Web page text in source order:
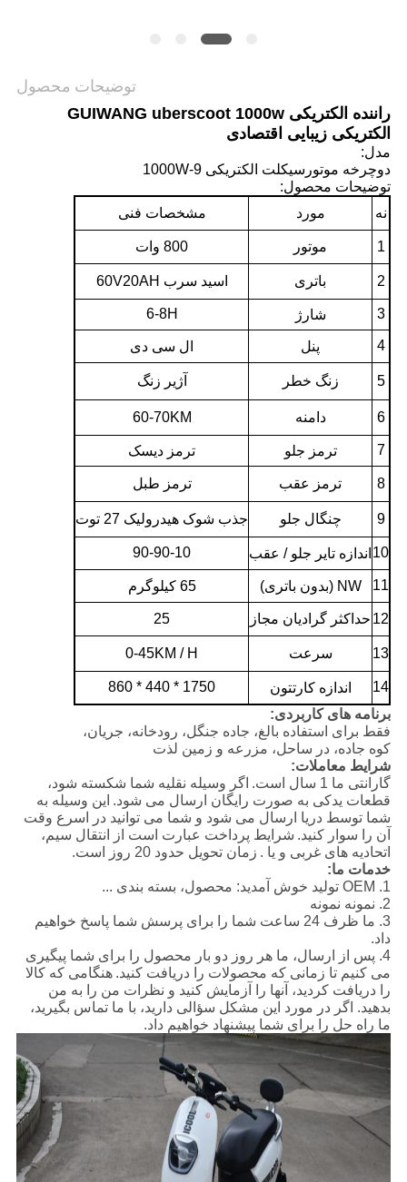
توضیحات محصول
راننده الکتریکی GUIWANG uberscoot 1000w
الکتریکی زیبایی اقتصادی
مدل:
دوچرخه موتورسیکلت الکتریکی 1000W-9
توضیحات محصول:
نه
مورد مشخصات فنی
1 موتور 800 وات
2 باتری اسید سرب 60V20AH
3 شارژ 6-8H
4 پنل ال سی دی
5 زنگ خطر آژیر زنگ
6 دامنه 60-70KM
7 ترمز جلو ترمز دیسک
8 ترمز عقب ترمز طبل
9 چنگال جلو جذب شوک هیدرولیک 27 توت
10 اندازه تایر جلو / عقب 90-90-10
11 NW (بدون باتری) 65 کیلوگرم
12 حداکثر گرادیان مجاز 25
13 سرعت 0-45KM / H
14 اندازه کارتتون
1750 * 440 * 860
برنامه های کاربردی:
فقط برای استفاده بالغ، جاده جنگل، رودخانه، جریان،
کوه جاده، در ساحل، مزرعه و زمین لذت
شرایط معاملات:
گارانتی ما 1 سال است.
اگر وسیله نقلیه شما شکسته شود،
قطعات یدکی به صورت رایگان ارسال می شود. این وسیله به
شما توسط دریا ارسال می شود و شما می توانید در اسرع وقت
آن را سوار کنید. شرایط پرداخت عبارت است از انتقال سیم،
اتحادیه های غربی و یا . زمان تحویل حدود 20 روز است.
خدمات ما:
1. OEM تولید خوش آمدید: محصول، بسته بندی ...
2. نمونه نمونه
3. ما ظرف 24 ساعت شما را برای پرسش شما پاسخ خواهیم
داد.
4. پس از ارسال، ما هر روز دو بار محصول را برای شما پیگیری
می کنیم تا زمانی که محصولات را دریافت کنید. هنگامی که کالا
را دریافت کردید، آنها را آزمایش کنید و نظرات من را به من
بدهید. اگر در مورد این مشکل سؤالی دارید، با ما تماس بگیرید،
ما راه حل را برای شما پیشنهاد خواهیم داد.